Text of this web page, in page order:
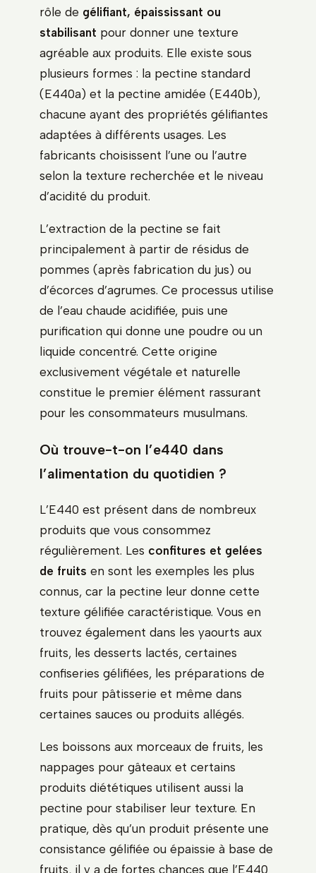
rôle de gélifiant, épaississant ou
stabilisant pour donner une texture
agréable aux produits. Elle existe sous
plusieurs formes : la pectine standard
(E440a) et la pectine amidée (E440b),
chacune ayant des propriétés gélifiantes
adaptées à différents usages. Les
fabricants choisissent l’une ou l’autre
selon la texture recherchée et le niveau
d’acidité du produit.
L’extraction de la pectine se fait
principalement à partir de résidus de
pommes (après fabrication du jus) ou
d’écorces d’agrumes. Ce processus utilise
de l’eau chaude acidifiée, puis une
purification qui donne une poudre ou un
liquide concentré. Cette origine
exclusivement végétale et naturelle
constitue le premier élément rassurant
pour les consommateurs musulmans.
Où trouve-t-on l’e440 dans
l’alimentation du quotidien ?
L’E440 est présent dans de nombreux
produits que vous consommez
régulièrement. Les confitures et gelées
de fruits en sont les exemples les plus
connus, car la pectine leur donne cette
texture gélifiée caractéristique. Vous en
trouvez également dans les yaourts aux
fruits, les desserts lactés, certaines
confiseries gélifiées, les préparations de
fruits pour pâtisserie et même dans
certaines sauces ou produits allégés.
Les boissons aux morceaux de fruits, les
nappages pour gâteaux et certains
produits diététiques utilisent aussi la
pectine pour stabiliser leur texture. En
pratique, dès qu’un produit présente une
consistance gélifiée ou épaissie à base de
fruits, il y a de fortes chances que l’E440